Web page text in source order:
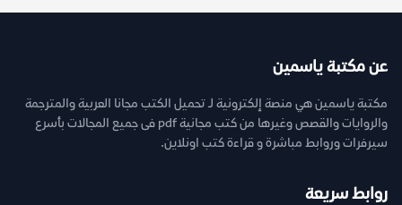
عن مكتبة ياسمين
مكتبة ياسمين هي منصة إلكترونية لـ تحميل الكتب مجانا العربية والمترجمة
والروايات والقصص وغيرها من كتب مجانية pdf فى جميع المجالات بأسرع
سيرفرات وروابط مباشرة و قراءة كتب اونلاين.
روابط سريعة